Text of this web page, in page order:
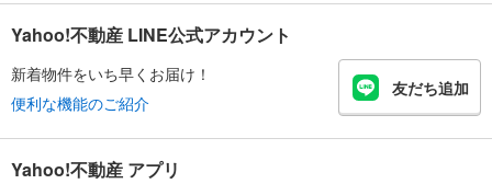
Yahoo!不動産 LINE公式アカウント
新着物件をいち早くお届け！
便利な機能のご紹介
友だち追加
Yahoo!不動産 アプリ